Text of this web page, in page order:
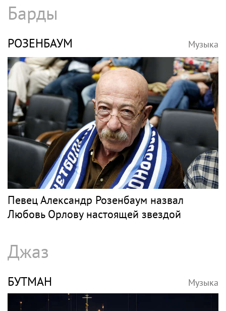
Барды
РОЗЕНБАУМ Музыка
Певец Александр Розенбаум назвал
Любовь Орлову настоящей звездой
Джаз
БУТМАН Музыка